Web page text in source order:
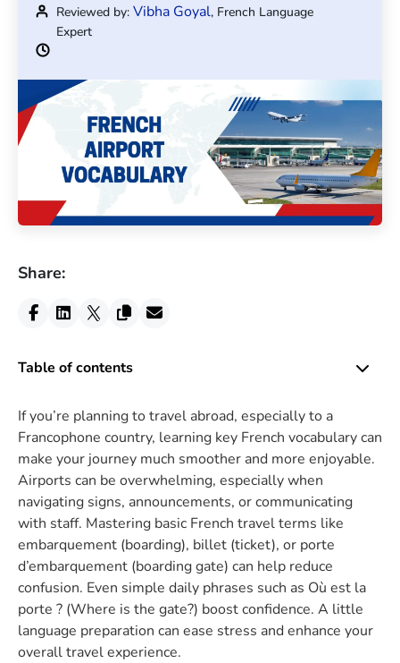
Reviewed by: Vibha Goyal, French Language
Expert
Share:
Table of contents
If you’re planning to travel abroad, especially to a
Francophone country, learning key French vocabulary can
make your journey much smoother and more enjoyable.
Airports can be overwhelming, especially when
navigating signs, announcements, or communicating
with staff. Mastering basic French travel terms like
embarquement (boarding), billet (ticket), or porte
d’embarquement (boarding gate) can help reduce
confusion. Even simple daily phrases such as Où est la
porte ? (Where is the gate?) boost confidence. A little
language preparation can ease stress and enhance your
overall travel experience.